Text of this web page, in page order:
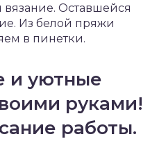
Оставшейся
Из белой пряжи
в пинетки.
и уютные
руками!
работы.